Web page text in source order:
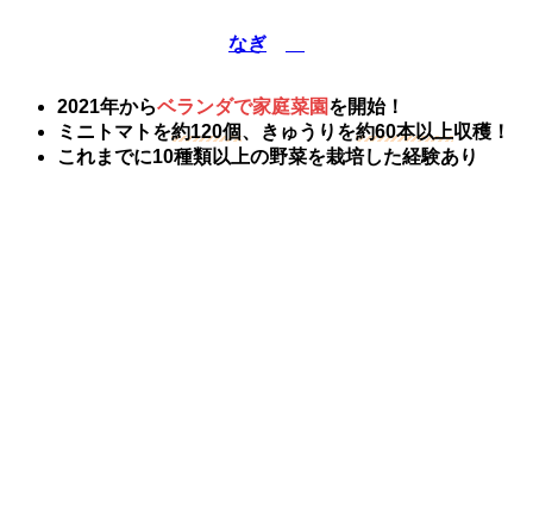
なぎ
2021年からベランダで家庭菜園を開始！
ミニトマトを約120個、きゅうりを約60本以上収穫！
これまでに10種類以上の野菜を栽培した経験あり